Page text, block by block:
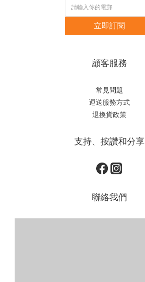
立即訂閱
顧客服務
常見問題
運送服務方式
退換貨政策
支持、按讚和分享
聯絡我們